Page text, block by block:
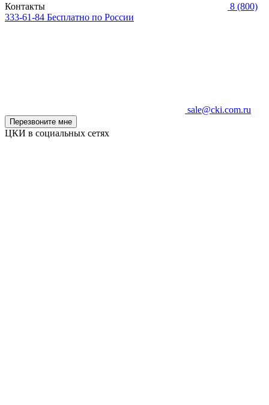
Контакты
8 (800)
333-61-84 Бесплатно по России
sale@cki.com.ru
Перезвоните мне
ЦКИ в социальных сетях